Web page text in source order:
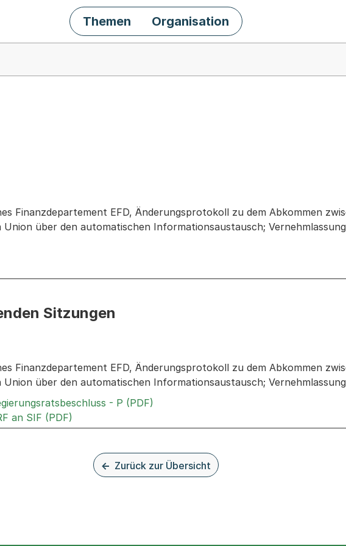
Themen Organisation
Finanzdepartement EFD, Änderungsprotokoll zu dem Abkommen
Union über den automatischen Informationsaustausch; Vernehmlassung
Sitzungen
Informationen zu den Sitzungen zum Geschäft
Finanzdepartement EFD, Änderungsprotokoll zu dem Abkommen
Union über den automatischen Informationsaustausch; Vernehmlassung
- P (PDF)
an SIF (PDF)
Zurück zur Übersicht